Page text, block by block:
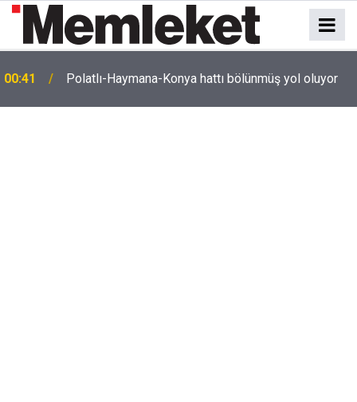
00:41 Polatlı-Haymana-Konya hattı bölünmüş yol oluyor